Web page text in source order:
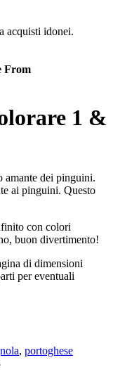
acquisti idonei.
From
1 &
amante dei pinguini.
ai pinguini. Questo
con colori
buon divertimento!
di dimensioni
per eventuali
, portoghese